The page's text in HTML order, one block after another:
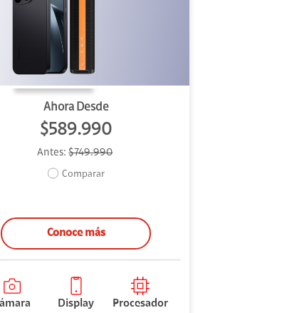
Ahora Desde
$589.990
Antes:$749.990
Comparar
Conoce más
Display Procesador